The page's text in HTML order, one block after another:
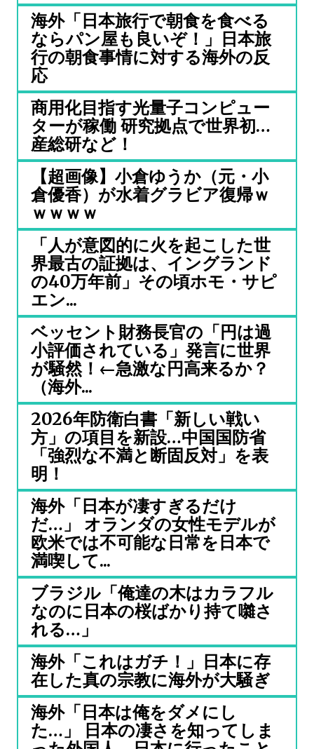
海外「日本旅行で朝食を食べる
ならパン屋も良いぞ！」日本旅
行の朝食事情に対する海外の反
応
商用化目指す光量子コンピュー
ターが稼働 研究拠点で世界初…
産総研など！
【超画像】小倉ゆうか（元・小
倉優香）が水着グラビア復帰ｗ
ｗｗｗｗ
「人が意図的に火を起こした世
界最古の証拠は、イングランド
の40万年前」その頃ホモ・サピ
エン...
ベッセント財務長官の「円は過
小評価されている」発言に世界
が騒然！←急激な円高来るか？
（海外...
2026年防衛白書「新しい戦い
方」の項目を新設…中国国防省
「強烈な不満と断固反対」を表
明！
海外「日本が凄すぎるだけ
だ…」 オランダの女性モデルが
欧米では不可能な日常を日本で
満喫して...
ブラジル「俺達の木はカラフル
なのに日本の桜ばかり持て囃さ
れる…」
海外「これはガチ！」日本に存
在した真の宗教に海外が大騒ぎ
海外「日本は俺をダメにし
た…」 日本の凄さを知ってしま